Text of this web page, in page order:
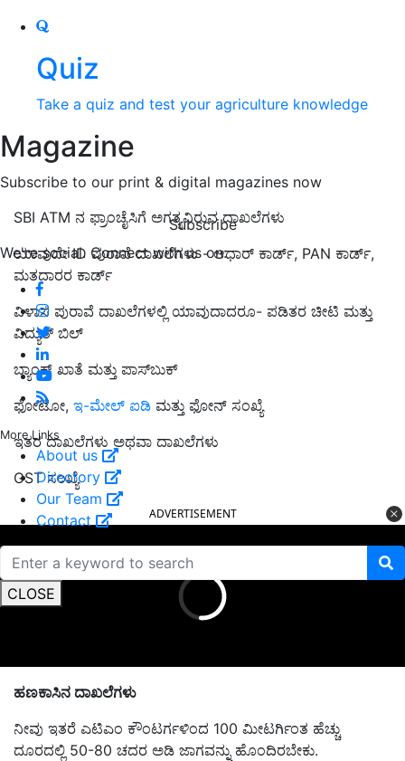
Quiz
Take a quiz and test your agriculture knowledge
Magazine
Subscribe to our print & digital magazines now
Subscribe
We're social. Connect with us on:
More Links
About us
Directory
Our Team
Contact
CLOSE
SBI ATM ನ ಫ್ರಾಂಚೈಸಿಗೆ ಅಗತ್ಯವಿರುವ ದಾಖಲೆಗಳು
ಯಾವುದೇ ID ಪುರಾವೆ ದಾಖಲೆಗಳು - ಆಧಾರ್ ಕಾರ್ಡ್, PAN ಕಾರ್ಡ್,
ಮತದಾರರ ಕಾರ್ಡ್
ವಿಳಾಸ ಪುರಾವೆ ದಾಖಲೆಗಳಲ್ಲಿ ಯಾವುದಾದರೂ- ಪಡಿತರ ಚೀಟಿ ಮತ್ತು
ವಿದ್ಯುತ್ ಬಿಲ್
ಬ್ಯಾಂಕ್ ಖಾತೆ ಮತ್ತು ಪಾಸ್‌ಬುಕ್
ಫೋಟೋ, ಇ-ಮೇಲ್ ಐಡಿ ಮತ್ತು ಫೋನ್ ಸಂಖ್ಯೆ
ಇತರ ದಾಖಲೆಗಳು ಅಥವಾ ದಾಖಲೆಗಳು
GST ಸಂಖ್ಯೆ
ADVERTISEMENT
ಹಣಕಾಸಿನ ದಾಖಲೆಗಳು
ನೀವು ಇತರೆ ಎಟಿಎಂ ಕೌಂಟರ್ಗಳಿಂದ 100 ಮೀಟರ್ಗಿಂತ ಹೆಚ್ಚು
ದೂರದಲ್ಲಿ 50-80 ಚದರ ಅಡಿ ಜಾಗವನ್ನು ಹೊಂದಿರಬೇಕು.